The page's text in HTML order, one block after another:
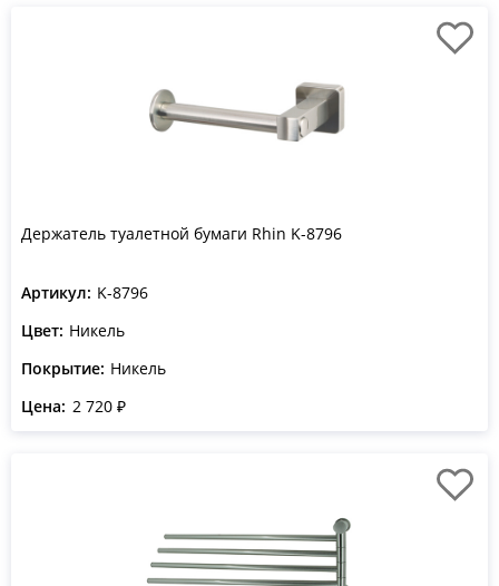
Держатель туалетной бумаги Rhin K-8796
Артикул: K-8796
Цвет: Никель
Покрытие: Никель
Цена: 2 720 ₽